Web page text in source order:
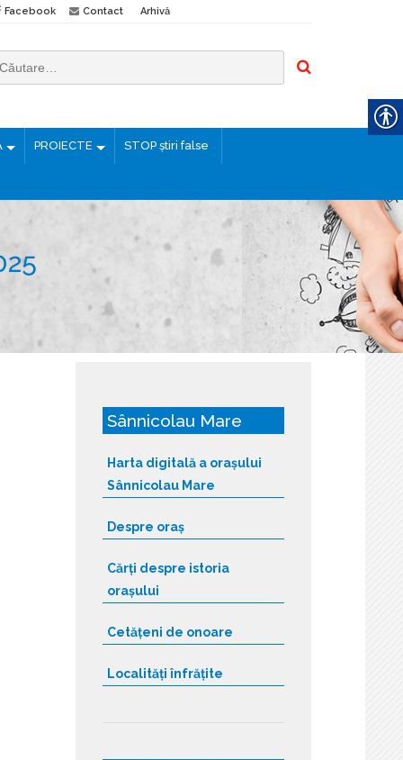
Facebook Contact Arhivă
PROIECTE STOP știri false
Sânnicolau Mare
Harta digitală a orașului
Sânnicolau Mare
Despre oraș
Cărți despre istoria
orașului
Cetățeni de onoare
Localități înfrățite